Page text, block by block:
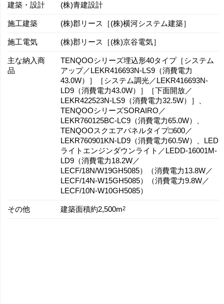
建築・設計 (株)青建設計
施工建築 (株)郡リース［(株)横河システム建築］
施工電気 (株)郡リース［(株)京谷電気］
主な納入商
品
TENQOOシリーズ埋込形40タイプ［システム
アップ／LEKR416693N-LS9（消費電力
43.0W）］［システム調光／LEKR416693N-
LD9（消費電力43.0W）］［下面開放／
LEKR422523N-LS9（消費電力32.5W）］、
TENQOOシリーズSORAIRO／
LEKR760125BC-LC9（消費電力65.0W）、
TENQOOスクエアパネルタイプ□600／
LEKR760901KN-LD9（消費電力60.5W）、LED
ライトエンジンダウンライト／LEDD-16001M-
LD9（消費電力18.2W／
LECF/18N/W19GH5085）（消費電力13.8W／
LECF/14N-W15GH5085）（消費電力9.8W／
LECF/10N-W10GH5085）
その他 建築面積約2,500m2